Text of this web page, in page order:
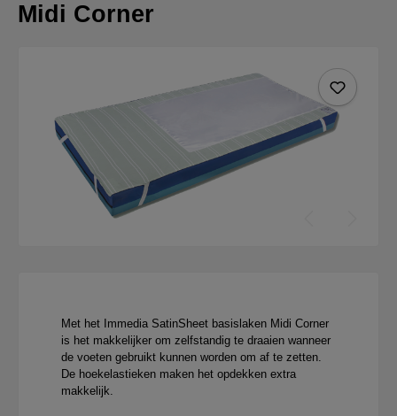
Midi Corner
Met het Immedia SatinSheet basislaken Midi Corner
is het makkelijker om zelfstandig te draaien wanneer
de voeten gebruikt kunnen worden om af te zetten.
De hoekelastieken maken het opdekken extra
makkelijk.